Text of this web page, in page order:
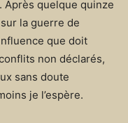
quelque quinze
la guerre de
que doit
non déclarés,
sans doute
je l’espère.